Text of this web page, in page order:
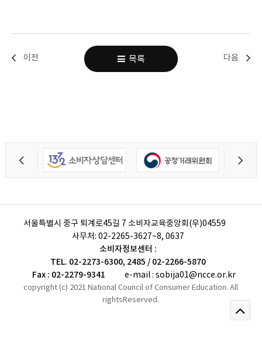
이전 목록 다음
서울특별시 중구 퇴계로45길 7 소비자교육중앙회(우)04559
사무처: 02-2265-3627~8, 0637
소비자정보센터 :
TEL. 02-2273-6300, 2485 / 02-2266-5870
Fax : 02-2279-9341
e-mail : sobija01@ncce.or.kr
copyright (c) 2021 National Council of Consumer Education. All
rightsReserved.